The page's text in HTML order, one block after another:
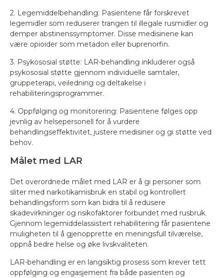
2. Legemiddelbehandling: Pasientene får forskrevet
legemidler som reduserer trangen til illegale rusmidler og
demper abstinenssymptomer. Disse medisinene kan
være opioider som metadon eller buprenorfin.
3. Psykososial støtte: LAR-behandling inkluderer også
psykososial støtte gjennom individuelle samtaler,
gruppeterapi, veiledning og deltakelse i
rehabiliteringsprogrammer.
4. Oppfølging og monitorering: Pasientene følges opp
jevnlig av helsepersonell for å vurdere
behandlingseffektivitet, justere medisiner og gi støtte ved
behov.
Målet med LAR
Det overordnede målet med LAR er å gi personer som
sliter med narkotikamisbruk en stabil og kontrollert
behandlingsform som kan bidra til å redusere
skadevirkninger og risikofaktorer forbundet med rusbruk.
Gjennom legemiddelassistert rehabilitering får pasientene
muligheten til å gjenopprette en meningsfull tilværelse,
oppnå bedre helse og øke livskvaliteten.
LAR-behandling er en langsiktig prosess som krever tett
oppfølging og engasjement fra både pasienten og